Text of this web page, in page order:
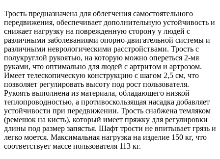
Трость предназначена для облегчения самостоятельного
передвижения, обеспечивает дополнительную устойчивость и
снижает нагрузку на поврежденную сторону у людей с
различными заболеваниями опорно-двигательной системы и
различными неврологическими расстройствами. Трость с
полукруглой рукоятью, на которую можно опереться 2-мя
руками, что оптимально для людей с артритом и артрозом.
Имеет телескопическую конструкцию с шагом 2,5 см, что
позволяет регулировать высоту под рост пользователя.
Рукоять выполнена из материала, обладающего низкой
теплопроводностью, а противоскользящая насадка добавляет
устойчивости при передвижении. Трость снабжена темляком
(ремешок на кисть), который имеет пряжку для регулировки
длины под размер запястья. Шафт трости не впитывает грязь и
легко моется. Максимальная нагрузка на изделие 150 кг, что
соответствует массе пользователя 113 кг.